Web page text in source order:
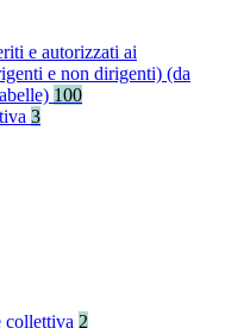
e autorizzati ai
e non dirigenti) (da
100
3
collettiva 2